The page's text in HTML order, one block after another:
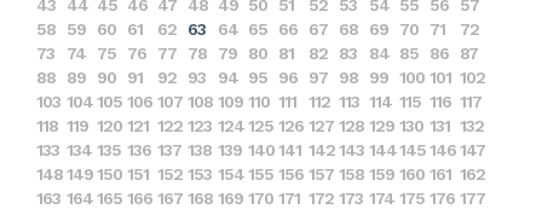
43
44 45 46 47 48 49 50 51 52 53 54 55 56
57
58
59 60 61 62 63 64 65 66 67 68 69 70 71
72
73
74 75 76 77 78 79 80 81 82 83 84 85 86
87
88
89 90 91 92 93 94 95 96 97 98 99 100 101 102
103 104105 106 107 108 109 110 111 112 113 114 115 116 117
118 119 120 121 122 123 124125 126 127 128 129 130 131 132
133 134 135 136 137 138 139 140141 142143 144145146147
148149150 151 152 153 154155 156 157 158 159 160 161 162
163 164165 166 167 168 169 170 171 172 173 174 175 176 177